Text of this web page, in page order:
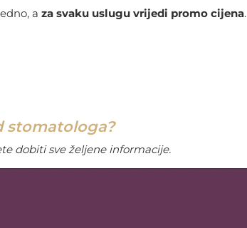
a za svaku uslugu vrijedi promo cijena.
stomatologa?
dobiti sve željene informacije.